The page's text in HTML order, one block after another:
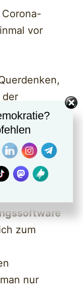
vor
der
auf dem
zum
nur